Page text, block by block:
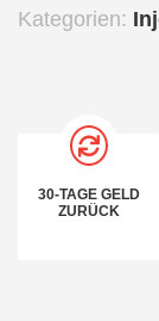
Kategorien:
30-TAGE GELD
ZURÜCK